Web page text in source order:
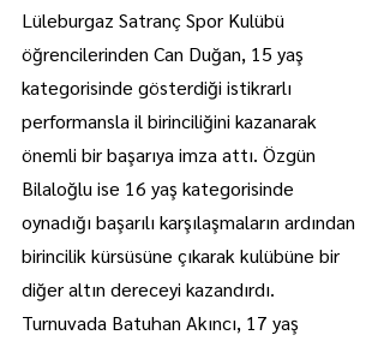
Lüleburgaz Satranç Spor Kulübü
öğrencilerinden Can Duğan, 15 yaş
kategorisinde gösterdiği istikrarlı
performansla il birinciliğini kazanarak
önemli bir başarıya imza attı. Özgün
Bilaloğlu ise 16 yaş kategorisinde
oynadığı başarılı karşılaşmaların ardından
birincilik kürsüsüne çıkarak kulübüne bir
diğer altın dereceyi kazandırdı.
Turnuvada Batuhan Akıncı, 17 yaş